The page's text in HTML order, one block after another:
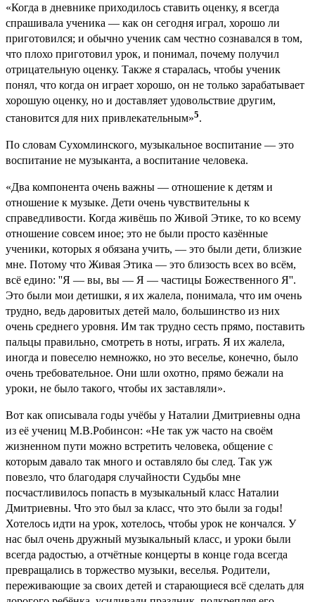
«Когда в дневнике приходилось ставить оценку, я всегда
спрашивала ученика — как он сегодня играл, хорошо ли
приготовился; и обычно ученик сам честно сознавался в том,
что плохо приготовил урок, и понимал, почему получил
отрицательную оценку. Также я старалась, чтобы ученик
понял, что когда он играет хорошо, он не только зарабатывает
хорошую оценку, но и доставляет удовольствие другим,
становится для них привлекательным»5.
По словам Сухомлинского, музыкальное воспитание — это
воспитание не музыканта, а воспитание человека.
«Два компонента очень важны — отношение к детям и
отношение к музыке. Дети очень чувствительны к
справедливо­сти. Когда живёшь по Живой Этике, то ко всему
отношение совсем иное; это не были просто казённые
ученики, которых я обязана учить, — это были дети, близкие
мне. Потому что Живая Этика — это близость всех во всём,
всё едино: ''Я — вы, вы — Я — частицы Божественного Я''.
Это были мои детишки, я их жалела, понимала, что им очень
трудно, ведь даровитых детей мало, большинство из них
очень среднего уровня. Им так трудно сесть прямо, поставить
пальцы правильно, смотреть в ноты, играть. Я их жалела,
иногда и повеселю немножко, но это веселье, конечно, было
очень требовательное. Они шли охотно, прямо бежали на
уроки, не было такого, чтобы их заставляли».
Вот как описывала годы учёбы у Наталии Дмитриевны одна
из её учениц М.В.Робинсон: «Не так уж часто на своём
жизненном пути можно встретить человека, общение с
которым давало так много и оставляло бы след. Так уж
повезло, что благодаря случайности Судьбы мне
посчастливилось попасть в музыкальный класс Наталии
Дмитриевны. Что это был за класс, что это были за годы!
Хотелось идти на урок, хотелось, чтобы урок не кончался. У
нас был очень дружный музыкальный класс, и уроки были
всегда радостью, а отчётные концерты в конце года всегда
превращались в торжество музыки, веселья. Родители,
переживающие за своих детей и старающиеся всё сделать для